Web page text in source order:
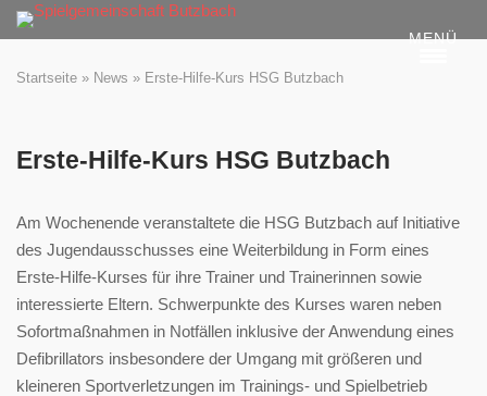
Skip
to
Startseite » News » Erste-Hilfe-Kurs HSG Butzbach
Erste-Hilfe-Kurs HSG Butzbach
Am Wochenende veranstaltete die HSG Butzbach auf Initiative
des Jugendausschusses eine Weiterbildung in Form eines
Erste-Hilfe-Kurses für ihre Trainer und Trainerinnen sowie
interessierte Eltern. Schwerpunkte des Kurses waren neben
Sofortmaßnahmen in Notfällen inklusive der Anwendung eines
Defibrillators insbesondere der Umgang mit größeren und
kleineren Sportverletzungen im Trainings- und Spielbetrieb
MENÜ